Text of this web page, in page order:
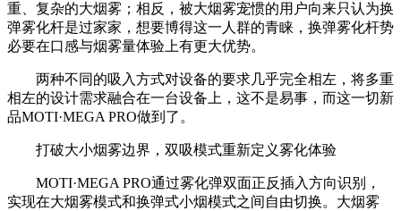
重、复杂的大烟雾；相反，被大烟雾宠惯的用户向来只认为换
弹雾化杆是过家家，想要博得这一人群的青睐，换弹雾化杆势
必要在口感与烟雾量体验上有更大优势。
两种不同的吸入方式对设备的要求几乎完全相左，将多重
相左的设计需求融合在一台设备上，这不是易事，而这一切新
品MOTI·MEGA PRO做到了。
打破大小烟雾边界，双吸模式重新定义雾化体验
MOTI·MEGA PRO通过雾化弹双面正反插入方向识别，
实现在大烟雾模式和换弹式小烟模式之间自由切换。大烟雾